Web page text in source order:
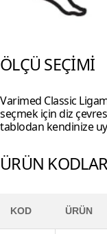
ÖLÇÜ SEÇİMİ
Varimed Classic
seçmek için diz
tablodan kendinize
ÜRÜN
KOD ÜRÜN